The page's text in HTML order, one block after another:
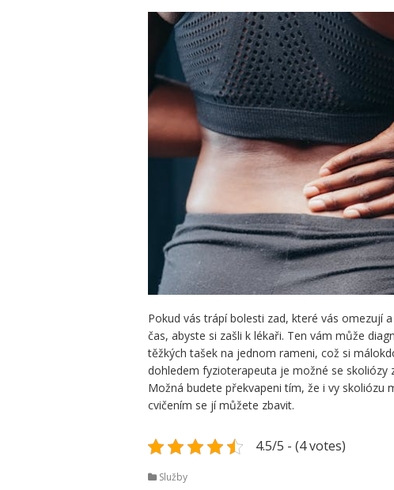
Pokud vás trápí bolesti zad, které vás omezují
čas, abyste si zašli k lékaři. Ten vám může
těžkých tašek na jednom rameni, což si
dohledem fyzioterapeuta je možné se skoliózy
Možná budete překvapeni tím, že i vy skoliózu
cvičením se jí můžete zbavit.
4.5/5 - (4 votes)
Služby